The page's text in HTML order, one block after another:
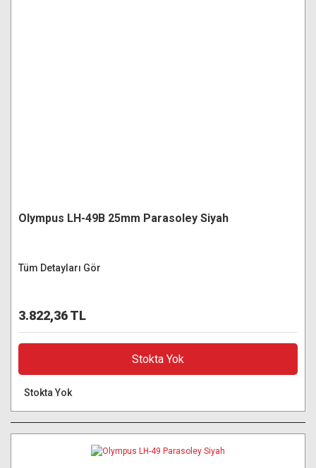
Olympus LH-49B 25mm Parasoley Siyah
Tüm Detayları Gör
3.822,36 TL
Stokta Yok
Stokta Yok